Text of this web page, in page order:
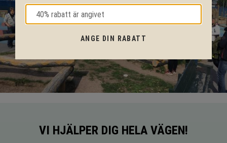
VI HJÄLPER DIG HELA VÄGEN!
ANGE DIN RABATT